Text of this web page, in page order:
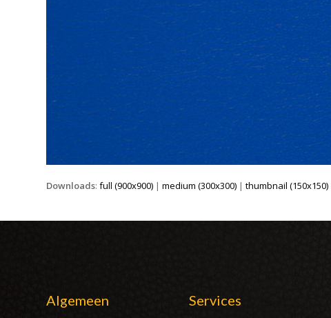
Downloads:full (900x900) |medium (300x300) |thumbnail (150x150)
Algemeen Services